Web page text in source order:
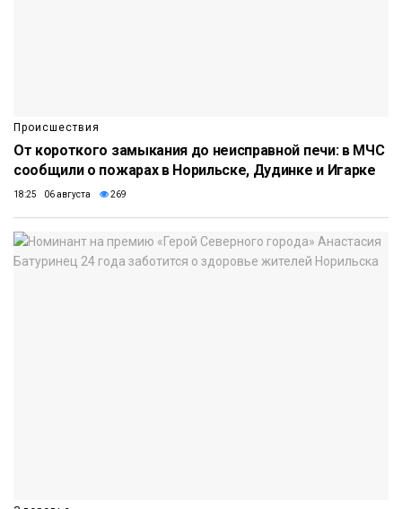
Происшествия
От короткого замыкания до неисправной печи: в МЧС
сообщили о пожарах в Норильске, Дудинке и Игарке
18:25 06 августа 269